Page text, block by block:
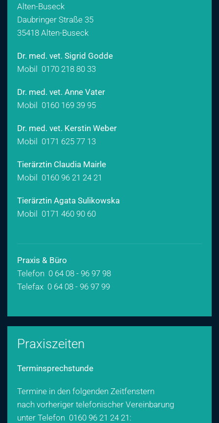
Alten-Buseck
Daubringer Straße 35
35418 Alten-Buseck
Dr. med. vet. Sigrid Godde
Mobil 0170 218 80 33
Dr. med. vet. Anne Vater
Mobil 0160 169 39 95
Dr. med. vet. Kerstin Weber
Mobil 0171 625 77 13
Tierärztin Claudia Mairle
Mobil 0160 96 21 24 21
Tierärztin Agata Sulikowska
Mobil 0171 460 90 60
Praxis & Büro
Telefon 0 64 08 - 96 97 98
Telefax 0 64 08 - 96 97 99
Praxiszeiten
Terminsprechstunde
Termine in den folgenden Zeitfenstern
nach vorheriger telefonischer Vereinbarung
unter Telefon 0160 96 21 24 21 :